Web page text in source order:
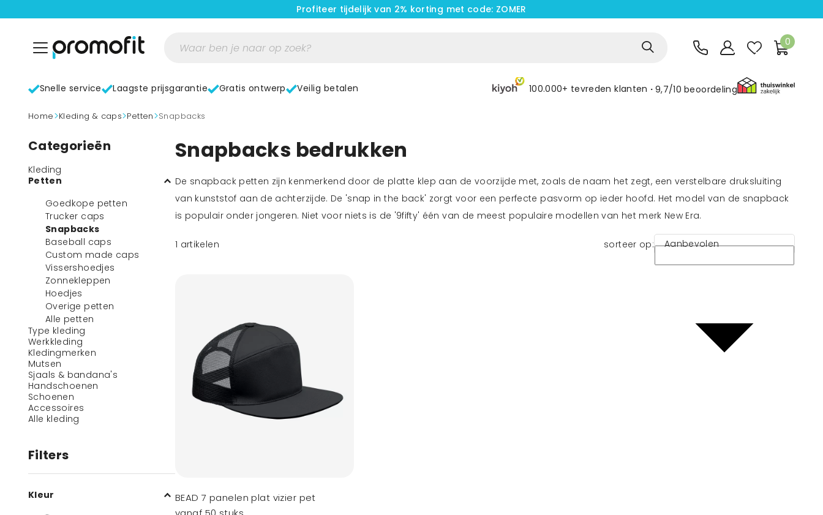
Profiteer tijdelijk van 2% korting met code: ZOMER
0
Snelle service Laagste prijsgarantie Gratis ontwerp Veilig betalen 100.000+ tevreden klanten 9,7/10 beoordeling
home> Kleding & caps> Petten> Snapbacks
Categorieën
Kleding
Petten
Goedkope petten
Trucker caps
Snapbacks
Baseball caps
Custom made caps
Vissershoedjes
Zonnekleppen
Hoedjes
Overige petten
Alle petten
Type kleding
Werkkleding
Kledingmerken
Mutsen
Sjaals & bandana's
Handschoenen
Schoenen
Accessoires
Alle kleding
Filters
Kleur
Snapbacks bedrukken
De snapback petten zijn kenmerkend door de platte klep aan de voorzijde met, zoals de naam het zegt, een verstelbare druksluiting
van kunststof aan de achterzijde. De 'snap in the back' zorgt voor een perfecte pasvorm op ieder hoofd. Het model van de snapback
is populair onder jongeren. Niet voor niets is de '9fifty' één van de meest populaire modellen van het merk New Era.
1 artikelen sorteer op: Aanbevolen
BEAD 7 panelen plat vizier pet